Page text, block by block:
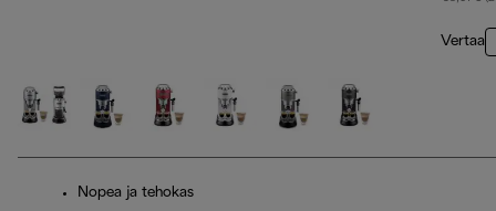
Vertaa
Nopea ja tehokas